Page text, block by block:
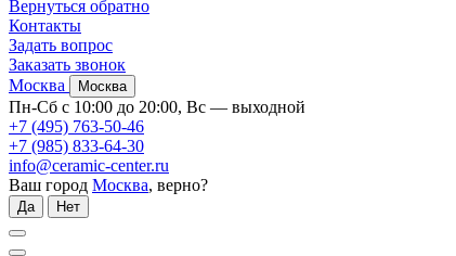
Вернуться обратно
Контакты
Задать вопрос
Заказать звонок
Москва
Москва
Пн-Сб с 10:00 до 20:00, Вс — выходной
+7 (495) 763-50-46
+7 (985) 833-64-30
info@ceramic-center.ru
Ваш город Москва, верно?
Да Нет